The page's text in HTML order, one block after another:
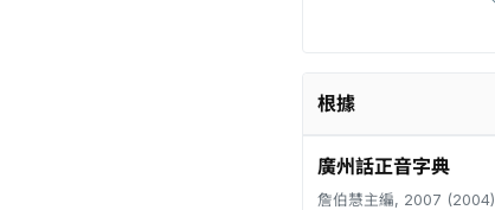
根據
廣州話正音字典
詹伯慧主編, 2007 (2004)